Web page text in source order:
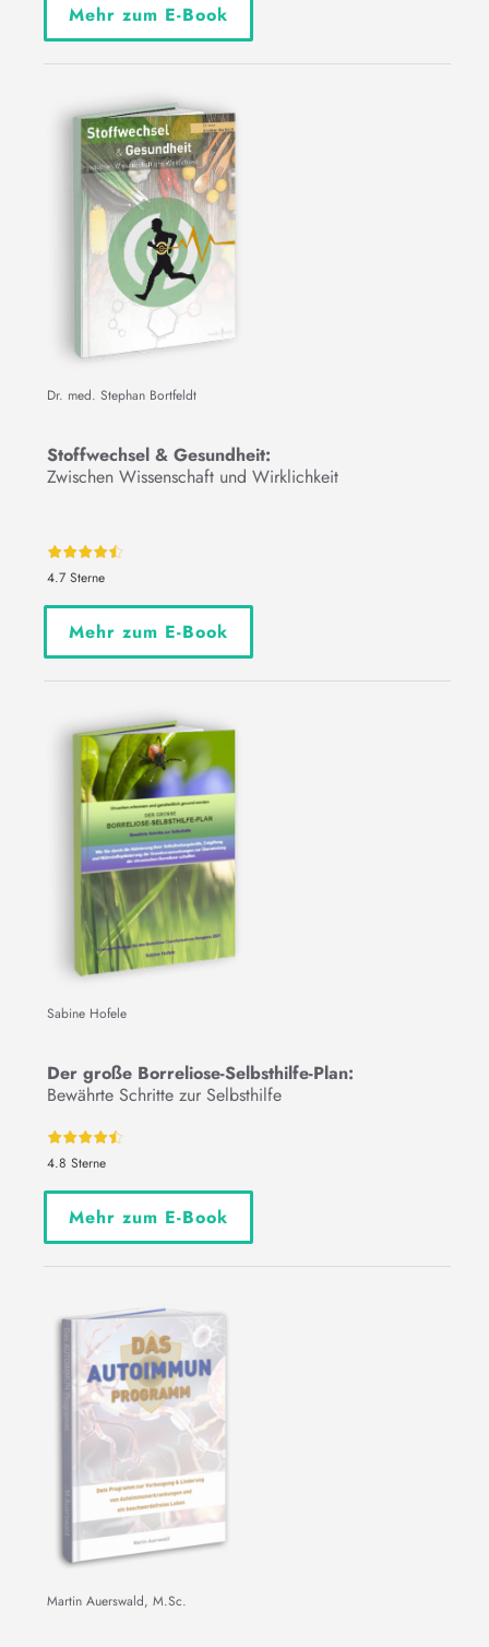
Mehr zum E-Book
Dr. med. Stephan Bortfeldt
Stoffwechsel & Gesundheit:
Zwischen Wissenschaft und Wirklichkeit
4.7 Sterne
Mehr zum E-Book
Sabine Hofele
Der große Borreliose-Selbsthilfe-Plan:
Bewährte Schritte zur Selbsthilfe
4.8 Sterne
Mehr zum E-Book
Martin Auerswald, M.Sc.